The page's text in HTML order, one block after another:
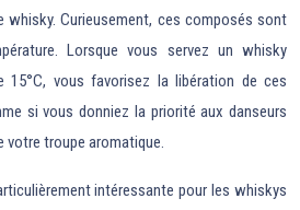
whisky. Curieusement, ces composés sont
Lorsque vous servez un whisky
15°C, vous favorisez la libération de ces
si vous donniez la priorité aux danseurs
votre troupe aromatique.
intéressante pour les whiskys